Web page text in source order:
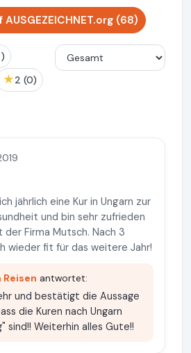
(68)
★ 2 (0)
jährlich eine Kur in Ungarn zur
und bin sehr zufrieden
Firma Mutsch. Nach 3
wieder fit für das weitere Jahr!
Reisen antwortet:
und bestätigt die Aussage
die Kuren nach Ungarn
sind!! Weiterhin alles Gute!!